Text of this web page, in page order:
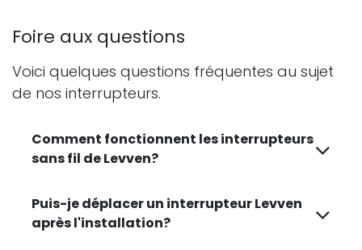
Foire aux questions
Voici quelques questions fréquentes au sujet
de nos interrupteurs.
Comment fonctionnent les interrupteurs
sans fil de Levven?
Puis-je déplacer un interrupteur Levven
après l'installation?